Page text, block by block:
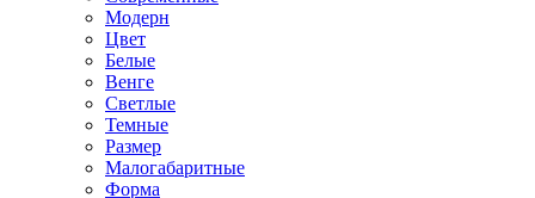
Модерн
Цвет
Белые
Венге
Светлые
Темные
Размер
Малогабаритные
Форма